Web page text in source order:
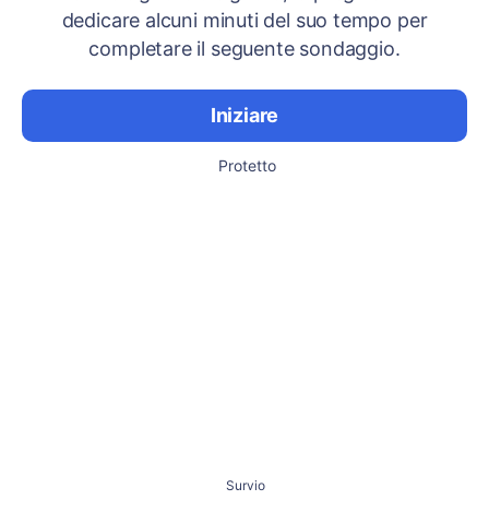
dedicare alcuni minuti del suo tempo per
completare il seguente sondaggio.
Iniziare
Protetto
Survio